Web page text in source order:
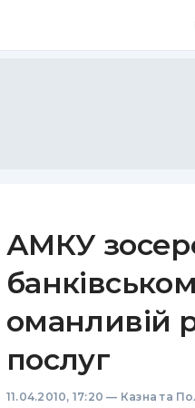
АМКУ
оманливій
послуг
11.04.2010, 17:20 — Казна та